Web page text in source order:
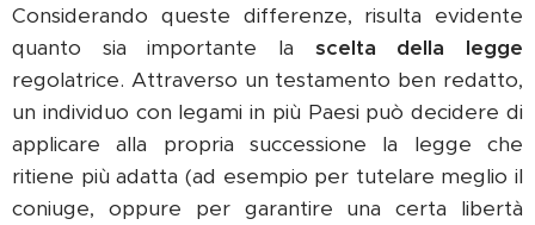
Considerando queste differenze, risulta evidente
quanto sia importante la scelta della legge
regolatrice. Attraverso un testamento ben redatto,
un individuo con legami in più Paesi può decidere di
applicare alla propria successione la legge che
ritiene più adatta (ad esempio per tutelare meglio il
coniuge, oppure per garantire una certa libertà